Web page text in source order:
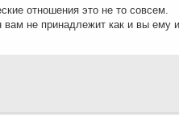
отношения это не то совсем.
вам не принадлежит как и вы